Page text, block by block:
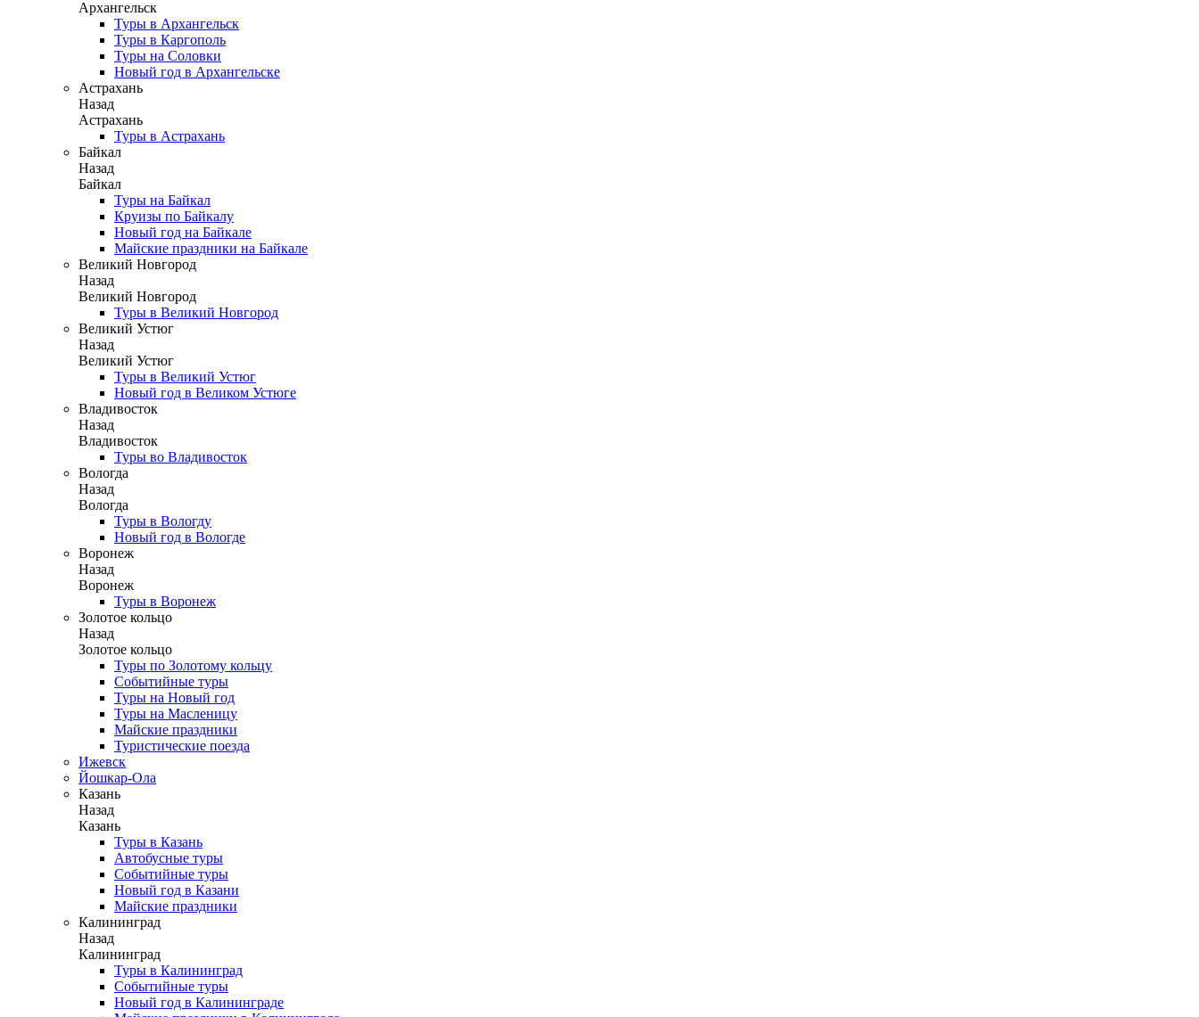
Архангельск
Туры в Архангельск
Туры в Каргополь
Туры на Соловки
Новый год в Архангельске
Астрахань
Назад
Астрахань
Туры в Астрахань
Байкал
Назад
Байкал
Туры на Байкал
Круизы по Байкалу
Новый год на Байкале
Майские праздники на Байкале
Великий Новгород
Назад
Великий Новгород
Туры в Великий Новгород
Великий Устюг
Назад
Великий Устюг
Туры в Великий Устюг
Новый год в Великом Устюге
Владивосток
Назад
Владивосток
Туры во Владивосток
Вологда
Назад
Вологда
Туры в Вологду
Новый год в Вологде
Воронеж
Назад
Воронеж
Туры в Воронеж
Золотое кольцо
Назад
Золотое кольцо
Туры по Золотому кольцу
Событийные туры
Туры на Новый год
Туры на Масленицу
Майские праздники
Туристические поезда
Ижевск
Йошкар-Ола
Казань
Назад
Казань
Туры в Казань
Автобусные туры
Событийные туры
Новый год в Казани
Майские праздники
Калининград
Назад
Калининград
Туры в Калининград
Событийные туры
Новый год в Калининграде